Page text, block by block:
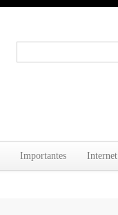
Importantes Internet